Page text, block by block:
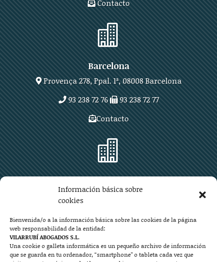
Información básica sobre
cookies
Bienvenida/o a la información básica sobre las cookies de la página
web responsabilidad de la entidad:
VILARRUBÍ ABOGADOS S.L.
Una cookie o galleta informática es un pequeño archivo de información
que se guarda en tu ordenador, “smartphone” o tableta cada vez que
Contacto

Barcelona
Provença 278, Ppal. 1ª, 08008 Barcelona
93 238 72 76
93 238 72 77
Contacto

Plaza Aragón 10, planta 11ª, 50004 Zaragoza
976 219 571
976 225 209
Contacto